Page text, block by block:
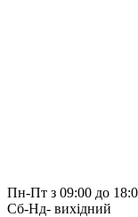
Пн-Пт з 09:00 до
Сб-Нд- вихідний